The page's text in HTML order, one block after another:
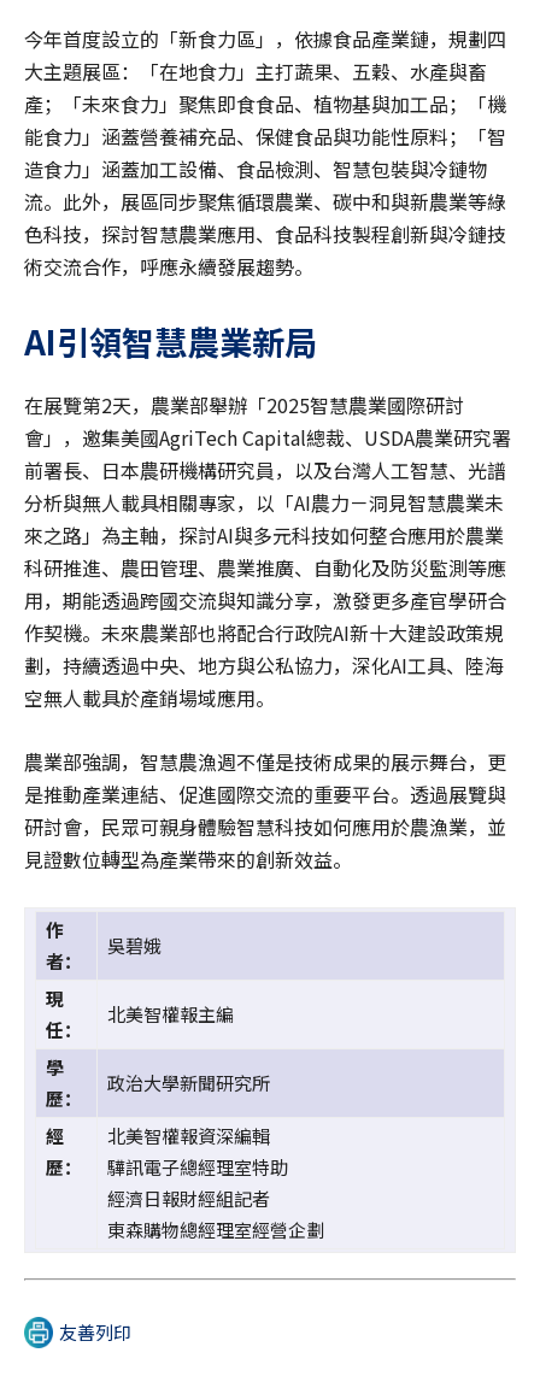
今年首度設立的「新食力區」，依據食品產業鏈，規劃四
大主題展區：「在地食力」主打蔬果、五穀、水產與畜
產；「未來食力」聚焦即食食品、植物基與加工品；「機
能食力」涵蓋營養補充品、保健食品與功能性原料；「智
造食力」涵蓋加工設備、食品檢測、智慧包裝與冷鏈物
流。此外，展區同步聚焦循環農業、碳中和與新農業等綠
色科技，探討智慧農業應用、食品科技製程創新與冷鏈技
術交流合作，呼應永續發展趨勢。
AI引領智慧農業新局
在展覽第2天，農業部舉辦「2025智慧農業國際研討
會」，邀集美國AgriTech Capital總裁、USDA農業研究署
前署長、日本農研機構研究員，以及台灣人工智慧、光譜
分析與無人載具相關專家，以「AI農力－洞見智慧農業未
來之路」為主軸，探討AI與多元科技如何整合應用於農業
科研推進、農田管理、農業推廣、自動化及防災監測等應
用，期能透過跨國交流與知識分享，激發更多產官學研合
作契機。未來農業部也將配合行政院AI新十大建設政策規
劃，持續透過中央、地方與公私協力，深化AI工具、陸海
空無人載具於產銷場域應用。
農業部強調，智慧農漁週不僅是技術成果的展示舞台，更
是推動產業連結、促進國際交流的重要平台。透過展覽與
研討會，民眾可親身體驗智慧科技如何應用於農漁業，並
見證數位轉型為產業帶來的創新效益。
作
者：
吳碧娥
現
任：
北美智權報主編
學
歷：
政治大學新聞研究所
經
歷：
北美智權報資深編輯
驊訊電子總經理室特助
經濟日報財經組記者
東森購物總經理室經營企劃
友善列印